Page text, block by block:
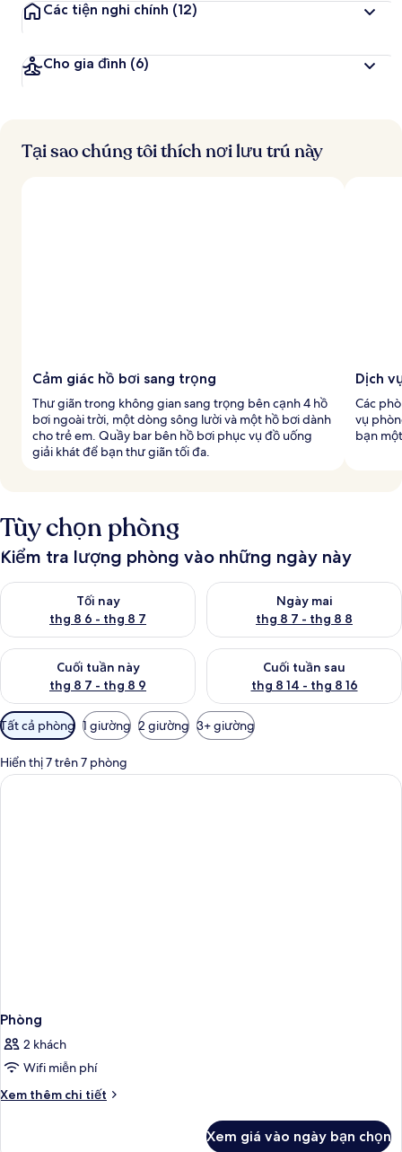
Các tiện nghi chính (12)
Cho gia đình (6)
Tại sao chúng tôi thích nơi lưu trú này
Cảm giác hồ bơi sang trọng
Thư giãn trong không gian sang trọng bên cạnh 4 hồ
bơi ngoài trời, một dòng sông lười và một hồ bơi dành
cho trẻ em. Quầy bar bên hồ bơi phục vụ đồ uống
giải khát để bạn thư giãn tối đa.
Dịch
Các
vụ
bạn
Tùy chọn phòng
Kiểm tra lượng phòng vào những ngày này
Tối nay
thg 8 6 - thg 8 7
Kiểm tra lượng phòng tối nay từ thg 8 6 - thg 8 7
Ngày mai
thg 8 7 - thg 8 8
Kiểm tra lượng phòng ngày
Cuối tuần này
thg 8 7 - thg 8 9
Kiểm tra lượng phòng cuối tuần này từ thg 8 7 - thg 8 9
Cuối tuần sau
thg 8 14 - thg 8 16
Kiểm tra lượng phòng cuối
Bộ
lọc
có
thể
Tất cả phòng 1 giường 2 giường 3+ giường
Hiển thị 7 trên 7 phòng
Phòng
2 khách
Wifi miễn phí
Xem thêm chi tiết
Chi
Xem giá vào ngày bạn chọn